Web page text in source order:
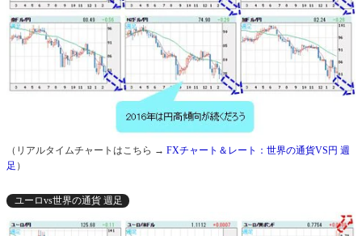
（リアルタイムチャートはこちら → FXチャート＆レート：世界の通貨VS円 週
足 ）
ユーロvs世界の通貨 週足